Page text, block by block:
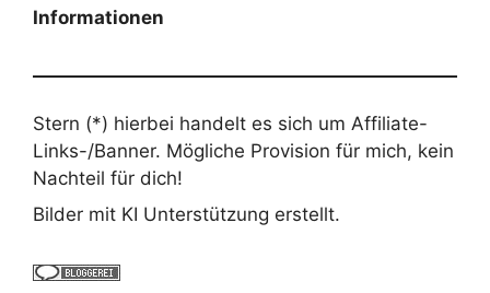
Informationen
Stern (*) hierbei handelt es sich um Affiliate-
Links-/Banner. Mögliche Provision für mich, kein
Nachteil für dich!
Bilder mit KI Unterstützung erstellt.